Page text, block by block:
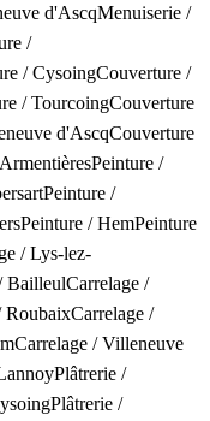
d'AscqMenuiserie /
/
/ CysoingCouverture /
/ TourcoingCouverture
d'AscqCouverture
ArmentièresPeinture /
Peinture /
Peinture / HemPeinture
/ Lys-lez-
BailleulCarrelage /
RoubaixCarrelage /
Carrelage / Villeneuve
Plâtrerie /
Plâtrerie /